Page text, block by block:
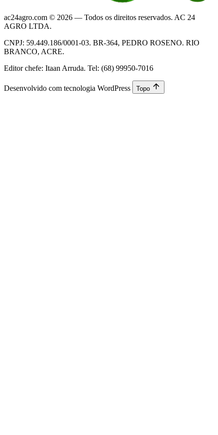
ac24agro.com © 2026 — Todos os direitos reservados. AC 24
AGRO LTDA.
CNPJ: 59.449.186/0001-03. BR-364, PEDRO ROSENO. RIO
BRANCO, ACRE.
Editor chefe: Itaan Arruda. Tel: (68) 99950-7016
Desenvolvido com tecnologia WordPress Topo